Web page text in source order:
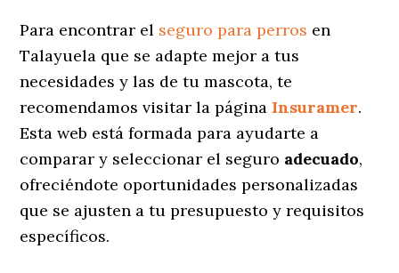
Para encontrar el seguro para perros en
Talayuela que se adapte mejor a tus
necesidades y las de tu mascota, te
recomendamos visitar la página Insuramer.
Esta web está formada para ayudarte a
comparar y seleccionar el seguro adecuado,
ofreciéndote oportunidades personalizadas
que se ajusten a tu presupuesto y requisitos
específicos.